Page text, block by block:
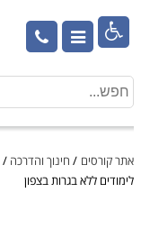

אתר קורסים / חינוך והדרכה /
לימודים ללא בגרות בצפון